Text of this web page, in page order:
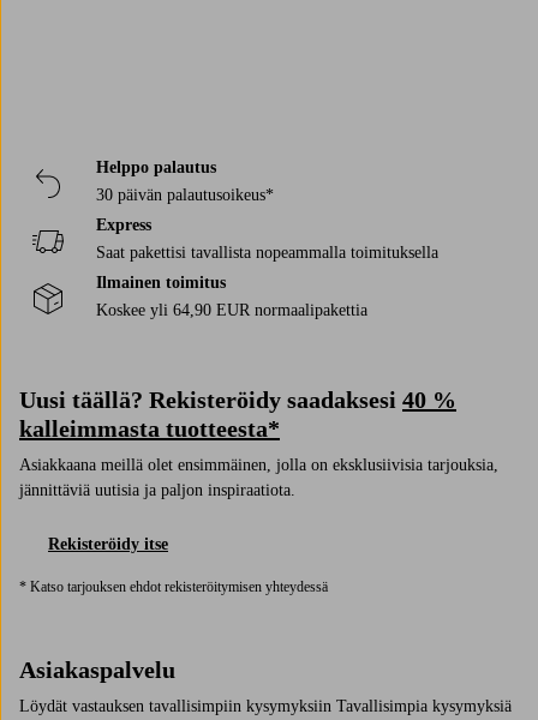
Helppo palautus
30 päivän palautusoikeus*
Express
Saat pakettisi tavallista nopeammalla toimituksella
Ilmainen toimitus
Koskee yli 64,90 EUR normaalipakettia
Uusi täällä? Rekisteröidy saadaksesi 40 %
kalleimmasta tuotteesta*
Asiakkaana meillä olet ensimmäinen, jolla on eksklusiivisia tarjouksia,
jännittäviä uutisia ja paljon inspiraatiota.
Rekisteröidy itse
* Katso tarjouksen ehdot rekisteröitymisen yhteydessä
Asiakaspalvelu
Löydät vastauksen tavallisimpiin kysymyksiin Tavallisimpia kysymyksiä